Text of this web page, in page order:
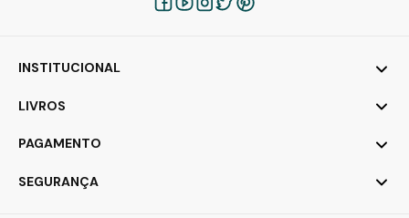
INSTITUCIONAL
LIVROS
PAGAMENTO
SEGURANÇA